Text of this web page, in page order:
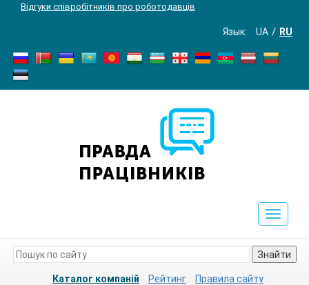
Відгуки співробітників про роботодавців
Язык: UA RU
Toggle
Знайти
Каталог компаній Рейтинг Правила сайту